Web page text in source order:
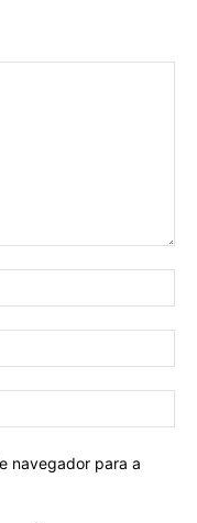
navegador para a